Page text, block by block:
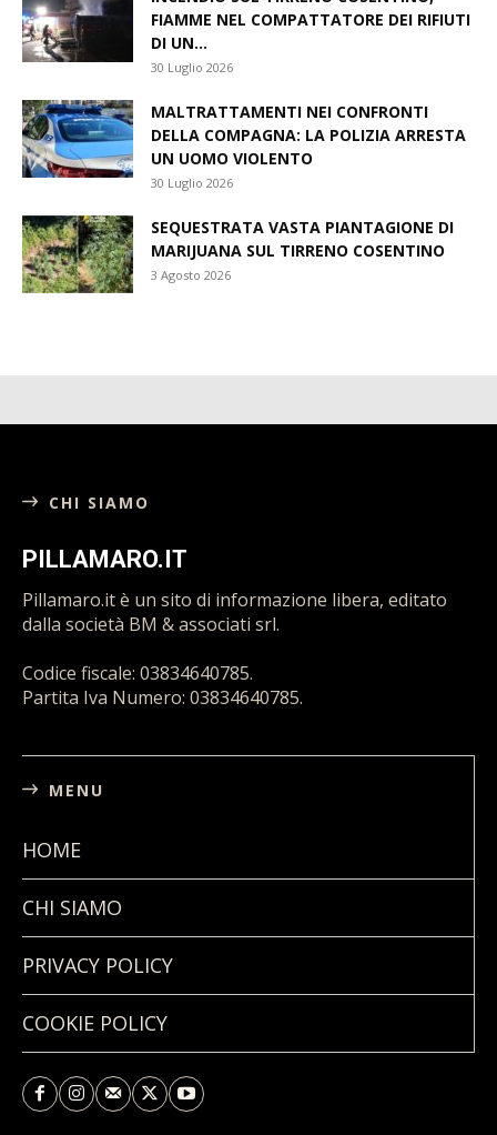
FIAMME NEL COMPATTATORE DEI RIFIUTI
DI UN...
30 Luglio 2026
MALTRATTAMENTI NEI CONFRONTI
DELLA COMPAGNA: LA POLIZIA ARRESTA
UN UOMO VIOLENTO
30 Luglio 2026
SEQUESTRATA VASTA PIANTAGIONE DI
MARIJUANA SUL TIRRENO COSENTINO
3 Agosto 2026
CHI SIAMO
PILLAMARO.IT
Pillamaro.it è un sito di informazione libera, editato
dalla società BM & associati srl.
Codice fiscale: 03834640785.
Partita Iva Numero: 03834640785.
MENU
HOME
CHI SIAMO
PRIVACY POLICY
COOKIE POLICY